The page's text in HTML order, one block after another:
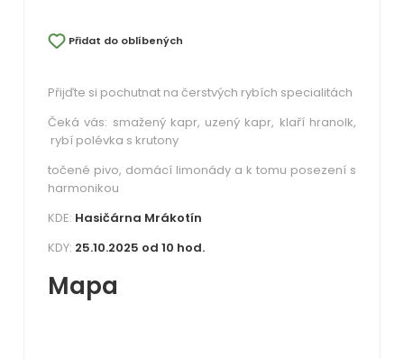
Přidat do oblíbených
Přijďte si pochutnat na čerstvých rybích specialitách
Čeká vás: smažený kapr, uzený kapr, klaří hranolk,
rybí polévka s krutony
točené pivo, domácí limonády a k tomu posezení s
harmonikou
KDE: Hasičárna Mrákotín
KDY: 25.10.2025 od 10 hod.
Mapa